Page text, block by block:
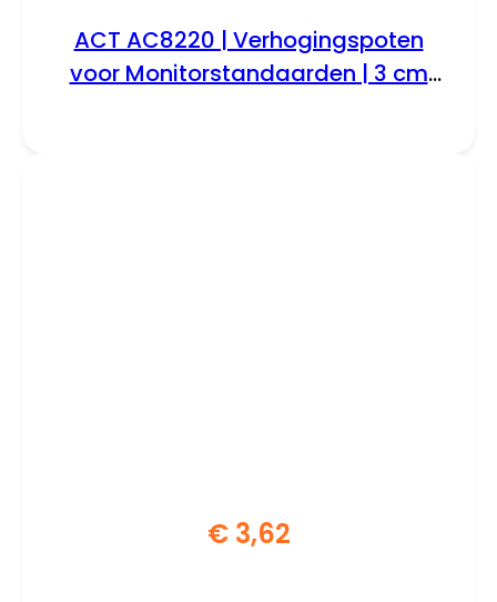
ACT AC8220 | Verhogingspoten
voor Monitorstandaarden | 3 cm
€3,62